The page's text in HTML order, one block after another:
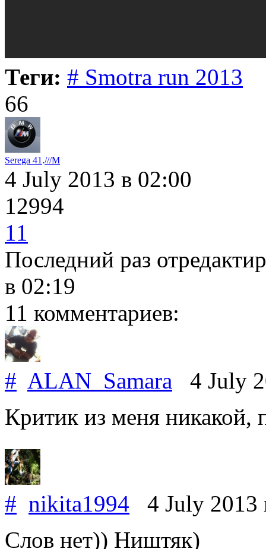
Теги: # Smotra run 2013
66
Serega 41 .///M
4 July 2013 в 02:00
12994
11
Последний раз
в 02:19
11 комментариев:
# ALAN_Samara 4 July
Критик из меня никакой,
# nikita1994 4 July 2013
Слов нет)) Ништяк)